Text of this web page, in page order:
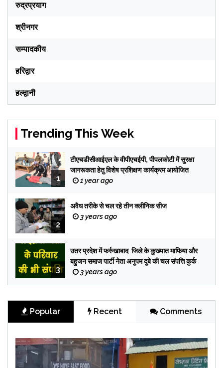
रुद्रप्रयाग
श्रीनगर
सम्पादकीय
हरिद्वार
हल्द्वानी
Trending This Week
1
टीएचडीसीआईएल के वीपीएचईपी, पीपलकोटी में सुरक्षा
जागरूकता हेतु विशेष प्रशिक्षण कार्यक्रम आयोजित
1 year ago
2
अवैध तरीके से चल रहे तीन क्लीनिक सीज
3 years ago
3
उतर प्रदेश में फर्रुखाबाद जिले के कुख्यात माफिया और
बहुजन समाज पार्टी नेता अनुपम दुबे की चल संपत्ति कुर्क
3 years ago
Popular Recent Comments